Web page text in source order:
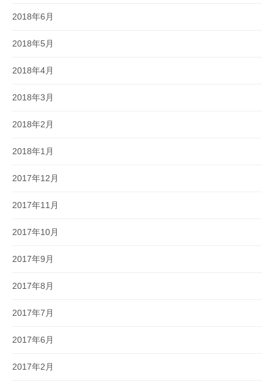
2018年6月
2018年5月
2018年4月
2018年3月
2018年2月
2018年1月
2017年12月
2017年11月
2017年10月
2017年9月
2017年8月
2017年7月
2017年6月
2017年2月